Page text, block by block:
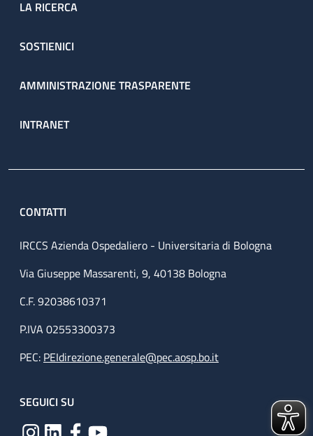
LA RICERCA
SOSTIENICI
AMMINISTRAZIONE TRASPARENTE
INTRANET
CONTATTI
IRCCS Azienda Ospedaliero - Universitaria di Bologna
Via Giuseppe Massarenti, 9, 40138 Bologna
C.F. 92038610371
P.IVA 02553300373
PEC: PEIdirezione.generale@pec.aosp.bo.it
SEGUICI SU